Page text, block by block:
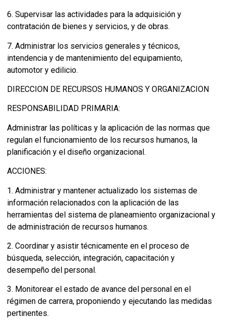
6. Supervisar las actividades para la adquisición y
contratación de bienes y servicios, y de obras.
7. Administrar los servicios generales y técnicos,
intendencia y de mantenimiento del equipamiento,
automotor y edilicio.
DIRECCION DE RECURSOS HUMANOS Y ORGANIZACION
RESPONSABILIDAD PRIMARIA:
Administrar las políticas y la aplicación de las normas que
regulan el funcionamiento de los recursos humanos, la
planificación y el diseño organizacional.
ACCIONES:
1. Administrar y mantener actualizado los sistemas de
información relacionados con la aplicación de las
herramientas del sistema de planeamiento organizacional y
de administración de recursos humanos.
2. Coordinar y asistir técnicamente en el proceso de
búsqueda, selección, integración, capacitación y
desempeño del personal.
3. Monitorear el estado de avance del personal en el
régimen de carrera, proponiendo y ejecutando las medidas
pertinentes.